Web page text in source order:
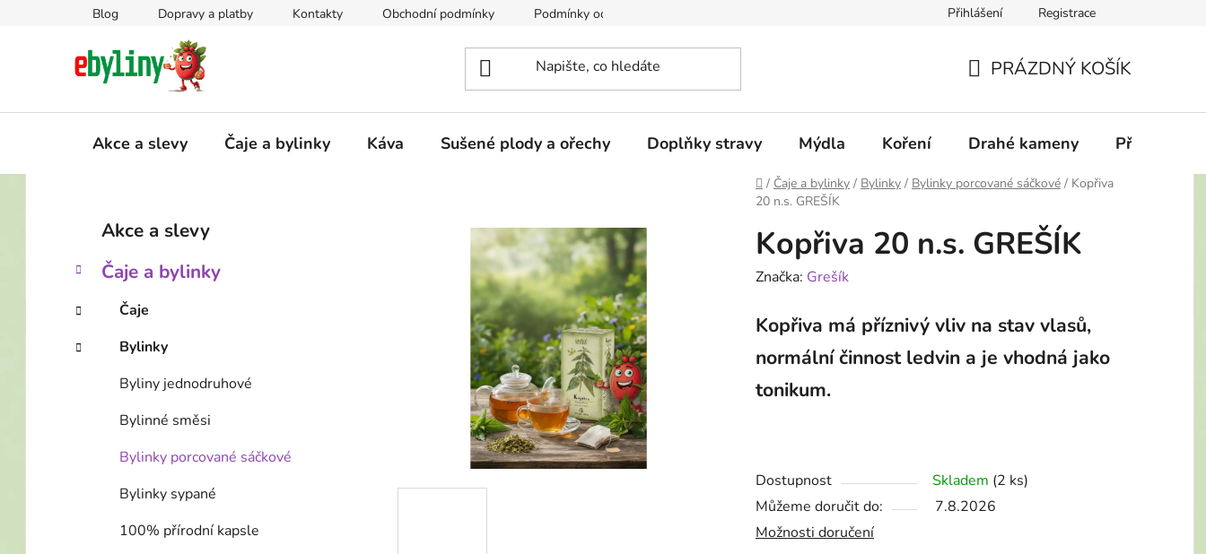
Blog Dopravy a platby Kontakty Obchodní podmínky Podmínky ochrany osobních údajů Přihlášení Registrace
KOŠÍK
PRÁZDNÝ KOŠÍK
Akce a slevy Čaje a bylinky Káva Sušené plody a ořechy Doplňky stravy Mýdla Koření Drahé kameny
Domů
/ Čaje a bylinky / Bylinky / Bylinky porcované sáčkové / Kopřiva
20 n.s. GREŠÍK
s
r
a
n
Přeskočit
kategorie
e
o
i
Akce a slevy
Čaje a bylinky
Čaje
Bylinky
Byliny jednodruhové
Bylinné směsi
Bylinky porcované sáčkové
Bylinky sypané
100% přírodní kapsle
Kopřiva 20 n.s. GREŠÍK
Značka: Grešík
Kopřiva má příznivý vliv na stav vlasů,
normální činnost ledvin a je vhodná jako
tonikum.
Dostupnost Skladem (2 ks)
Můžeme doručit do:
7.8.2026
Možnosti doručení